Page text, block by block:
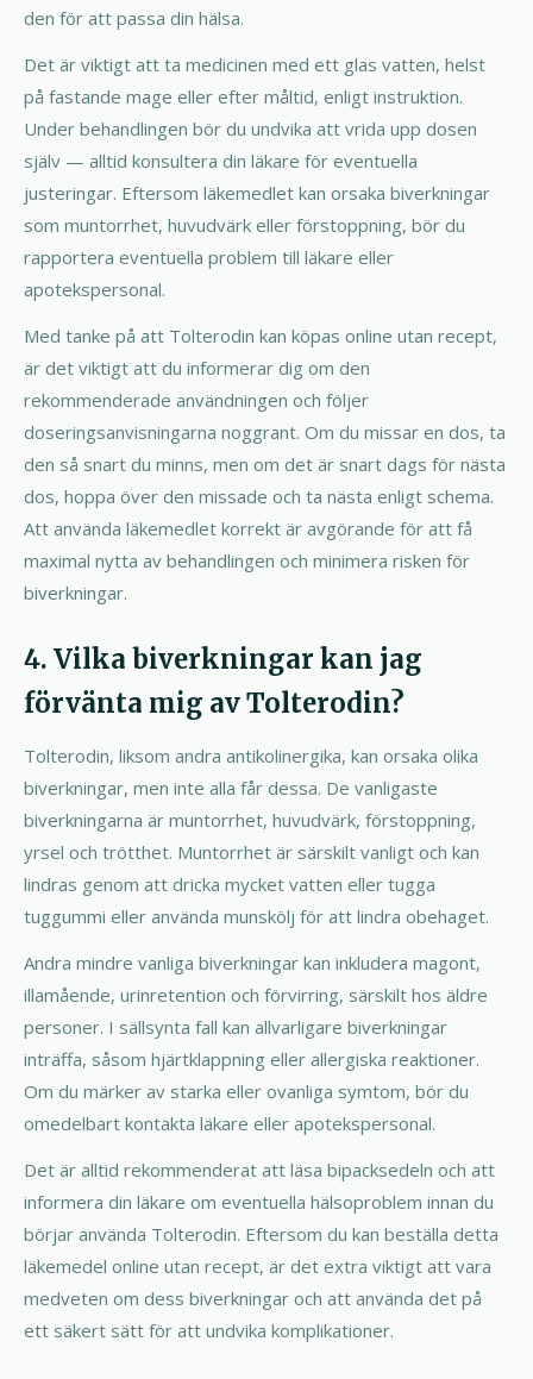
den för att passa din hälsa.
Det är viktigt att ta medicinen med ett glas vatten, helst
på fastande mage eller efter måltid, enligt instruktion.
Under behandlingen bör du undvika att vrida upp dosen
själv — alltid konsultera din läkare för eventuella
justeringar. Eftersom läkemedlet kan orsaka biverkningar
som muntorrhet, huvudvärk eller förstoppning, bör du
rapportera eventuella problem till läkare eller
apotekspersonal.
Med tanke på att Tolterodin kan köpas online utan recept,
är det viktigt att du informerar dig om den
rekommenderade användningen och följer
doseringsanvisningarna noggrant. Om du missar en dos, ta
den så snart du minns, men om det är snart dags för nästa
dos, hoppa över den missade och ta nästa enligt schema.
Att använda läkemedlet korrekt är avgörande för att få
maximal nytta av behandlingen och minimera risken för
biverkningar.
4. Vilka biverkningar kan jag
förvänta mig av Tolterodin?
Tolterodin, liksom andra antikolinergika, kan orsaka olika
biverkningar, men inte alla får dessa. De vanligaste
biverkningarna är muntorrhet, huvudvärk, förstoppning,
yrsel och trötthet. Muntorrhet är särskilt vanligt och kan
lindras genom att dricka mycket vatten eller tugga
tuggummi eller använda munskölj för att lindra obehaget.
Andra mindre vanliga biverkningar kan inkludera magont,
illamående, urinretention och förvirring, särskilt hos äldre
personer. I sällsynta fall kan allvarligare biverkningar
inträffa, såsom hjärtklappning eller allergiska reaktioner.
Om du märker av starka eller ovanliga symtom, bör du
omedelbart kontakta läkare eller apotekspersonal.
Det är alltid rekommenderat att läsa bipacksedeln och att
informera din läkare om eventuella hälsoproblem innan du
börjar använda Tolterodin. Eftersom du kan beställa detta
läkemedel online utan recept, är det extra viktigt att vara
medveten om dess biverkningar och att använda det på
ett säkert sätt för att undvika komplikationer.